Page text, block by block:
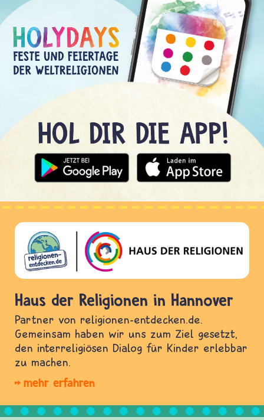
Haus der Religionen in Hannover
Partner von religionen-entdecken.de.
Gemeinsam haben wir uns zum Ziel gesetzt,
den interreligiösen Dialog für Kinder erlebbar
zu machen.
mehr erfahren